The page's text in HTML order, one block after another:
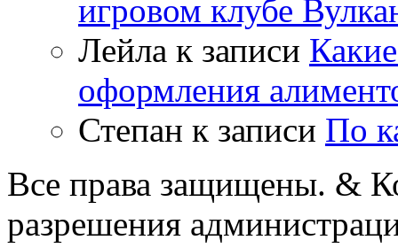
игровом клубе
Лейла к записи
оформления
Степан к записи По
Все права защищены. &
разрешения